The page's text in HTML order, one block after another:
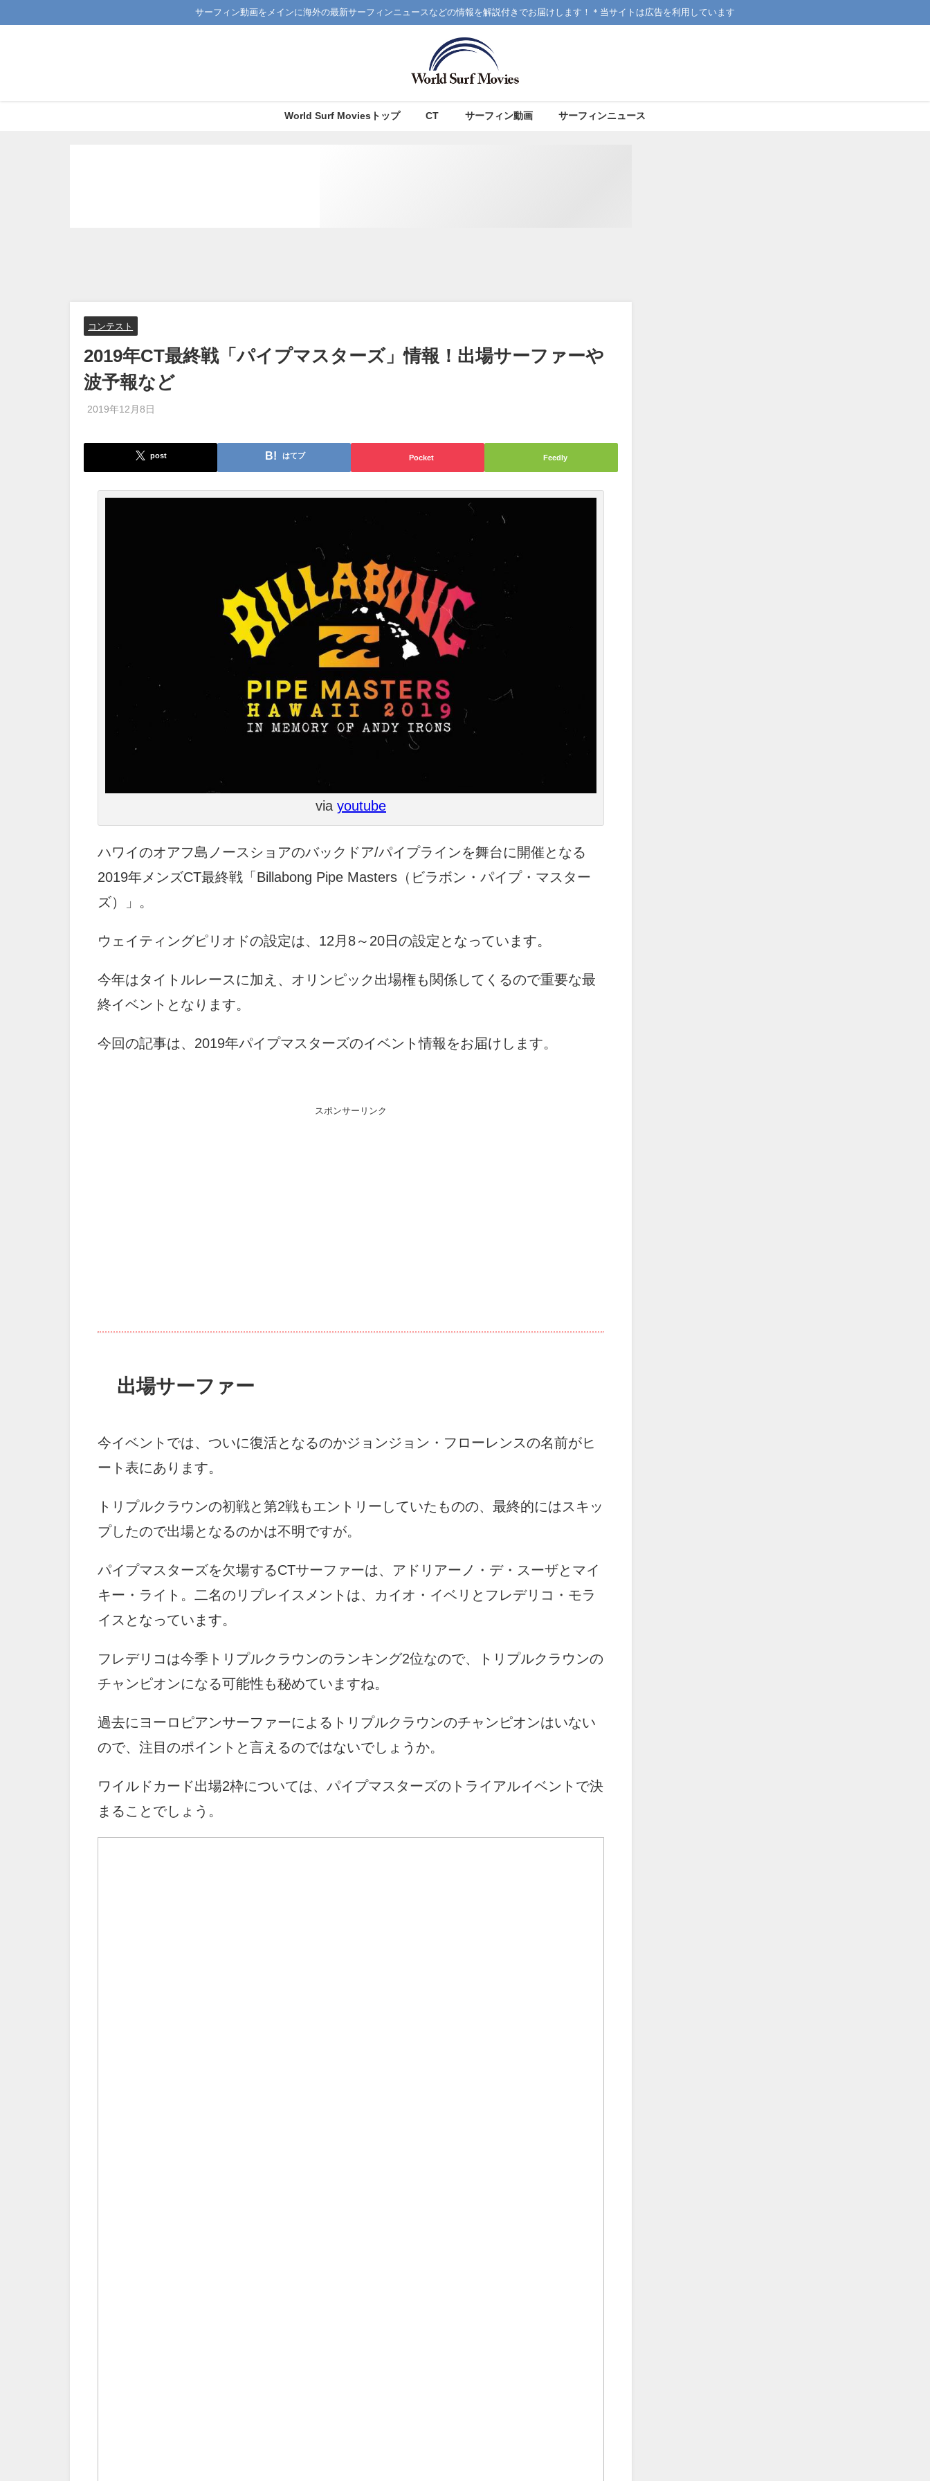
サーフィン動画をメインに海外の最新サーフィンニュースなどの情報を解説付きでお届けします！＊当サイトは広告を利用しています
World Surf Moviesトップ CT サーフィン動画 サーフィンニュース
コンテスト
2019年CT最終戦「パイプマスターズ」情報！出場サーファーや
波予報など
2019年12月8日
post はてブ Pocket Feedly
via youtube
ハワイのオアフ島ノースショアのバックドア/パイプラインを舞台に開催となる
2019年メンズCT最終戦「Billabong Pipe Masters（ビラボン・パイプ・マスター
ズ）」。
ウェイティングピリオドの設定は、12月8～20日の設定となっています。
今年はタイトルレースに加え、オリンピック出場権も関係してくるので重要な最
終イベントとなります。
今回の記事は、2019年パイプマスターズのイベント情報をお届けします。
スポンサーリンク
出場サーファー
今イベントでは、ついに復活となるのかジョンジョン・フローレンスの名前がヒ
ート表にあります。
トリプルクラウンの初戦と第2戦もエントリーしていたものの、最終的にはスキッ
プしたので出場となるのかは不明ですが。
パイプマスターズを欠場するCTサーファーは、アドリアーノ・デ・スーザとマイ
キー・ライト。二名のリプレイスメントは、カイオ・イベリとフレデリコ・モラ
イスとなっています。
フレデリコは今季トリプルクラウンのランキング2位なので、トリプルクラウンの
チャンピオンになる可能性も秘めていますね。
過去にヨーロピアンサーファーによるトリプルクラウンのチャンピオンはいない
ので、注目のポイントと言えるのではないでしょうか。
ワイルドカード出場2枠については、パイプマスターズのトライアルイベントで決
まることでしょう。